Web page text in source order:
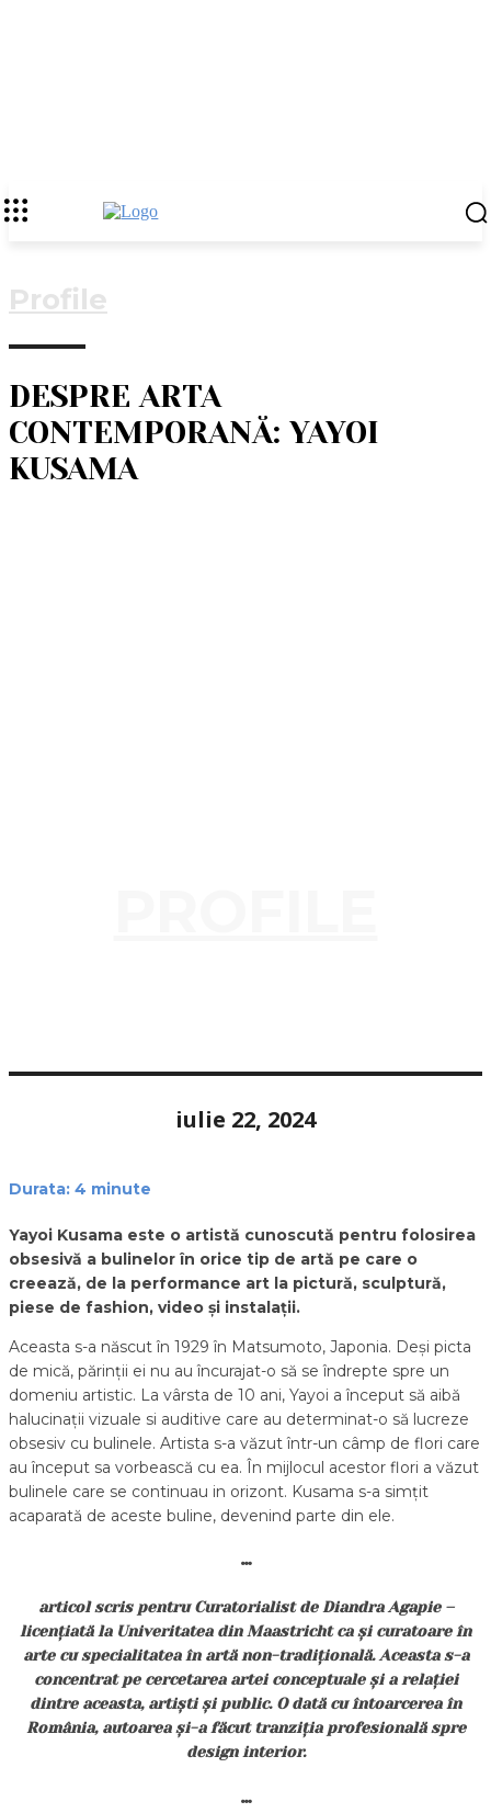
Profile
DESPRE ARTA
CONTEMPORANĂ: YAYOI
KUSAMA
iulie 22, 2024
Durata: 4 minute
Yayoi Kusama este o artistă cunoscută pentru folosirea
obsesivă a bulinelor în orice tip de artă pe care o
creează, de la performance art la pictură, sculptură,
piese de fashion, video și instalații.
Aceasta s-a născut în 1929 în Matsumoto, Japonia. Deși picta
de mică, părinții ei nu au încurajat-o să se îndrepte spre un
domeniu artistic. La vârsta de 10 ani, Yayoi a început să aibă
halucinații vizuale si auditive care au determinat-o să lucreze
obsesiv cu bulinele. Artista s-a văzut într-un câmp de flori care
au început sa vorbească cu ea. În mijlocul acestor flori a văzut
bulinele care se continuau in orizont. Kusama s-a simțit
acaparată de aceste buline, devenind parte din ele.
…
articol scris pentru Curatorialist de Diandra Agapie –
licențiată la Univeritatea din Maastricht ca și curatoare în
arte cu specialitatea în artă non-tradițională. Aceasta s-a
concentrat pe cercetarea artei conceptuale și a relației
dintre aceasta, artiști și public. O dată cu întoarcerea în
România, autoarea și-a făcut tranziția profesională spre
design interior.
…